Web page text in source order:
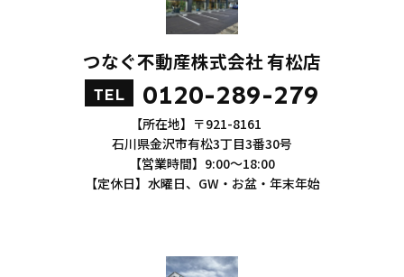
つなぐ不動産株式会社 有松店
TEL 0120-289-279
【所在地】〒921-8161
石川県金沢市有松3丁目3番30号
【営業時間】9:00～18:00
【定休日】水曜日、GW・お盆・年末年始